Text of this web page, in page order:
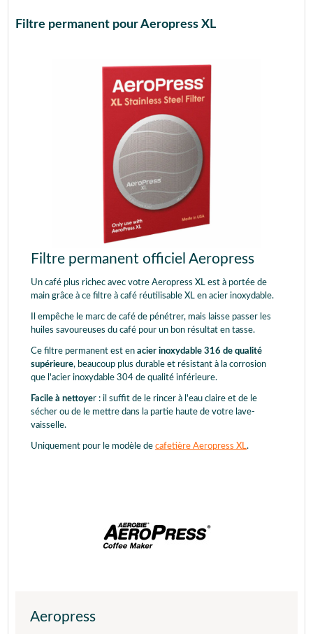
Filtre permanent pour Aeropress XL
Filtre permanent officiel Aeropress
Un café plus richec avec votre Aeropress XL est à portée de
main grâce à ce filtre à café réutilisable XL en acier inoxydable.
Il empêche le marc de café de pénétrer, mais laisse passer les
huiles savoureuses du café pour un bon résultat en tasse.
Ce filtre permanent est en acier inoxydable 316 de qualité
supérieure, beaucoup plus durable et résistant à la corrosion
que l'acier inoxydable 304 de qualité inférieure.
Facile à nettoyer : il suffit de le rincer à l'eau claire et de le
sécher ou de le mettre dans la partie haute de votre lave-
vaisselle.
Uniquement pour le modèle de cafetière Aeropress XL.
Aeropress